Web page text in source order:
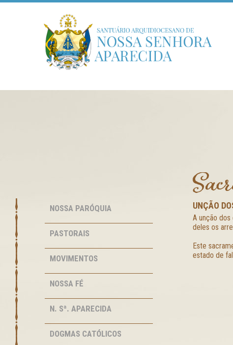
NOSSA PARÓQUIA
PASTORAIS
MOVIMENTOS
NOSSA FÉ
N. Sª. APARECIDA
DOGMAS CATÓLICOS
UNÇÃO
A unção
deles os
Este
estado de